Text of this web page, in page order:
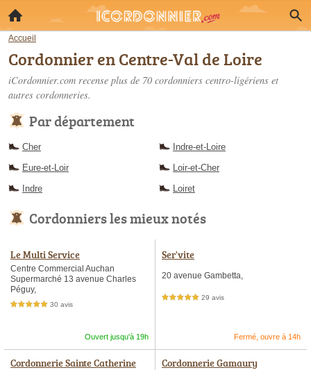
Accueil
Cordonnier en Centre-Val de Loire
iCordonnier.com recense plus de 70 cordonniers centro-ligériens et
autres cordonneries.
Par département
Cher
Eure-et-Loir
Indre
Indre-et-Loire
Loir-et-Cher
Loiret
Cordonniers les mieux notés
Le Multi Service
Centre Commercial Auchan
Supermarché 13 avenue Charles
Péguy,
5,0 étoiles sur 5 30 avis
Ouvert jusqu'à 19h
Ser'vite
20 avenue Gambetta,
5,0 étoiles sur 5 29 avis
Fermé, ouvre à 14h
Cordonnerie Sainte Catherine Cordonnerie Gamaury